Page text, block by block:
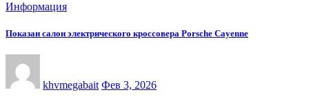
Информация
Показан салон электрического кроссовера Porsche Cayenne
khvmegabait Фев 3, 2026